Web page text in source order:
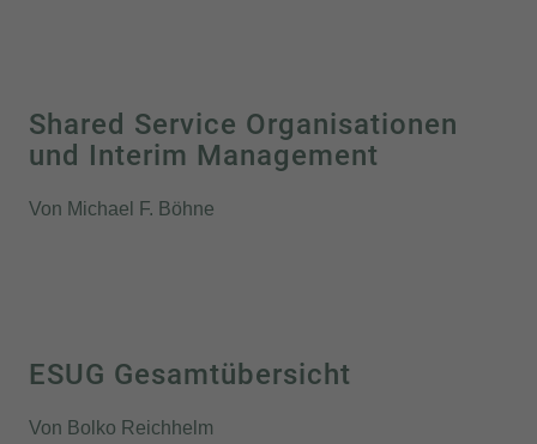
Shared Service Organisationen
und Interim Management
Von Michael F. Böhne
ESUG Gesamtübersicht
Von Bolko Reichhelm